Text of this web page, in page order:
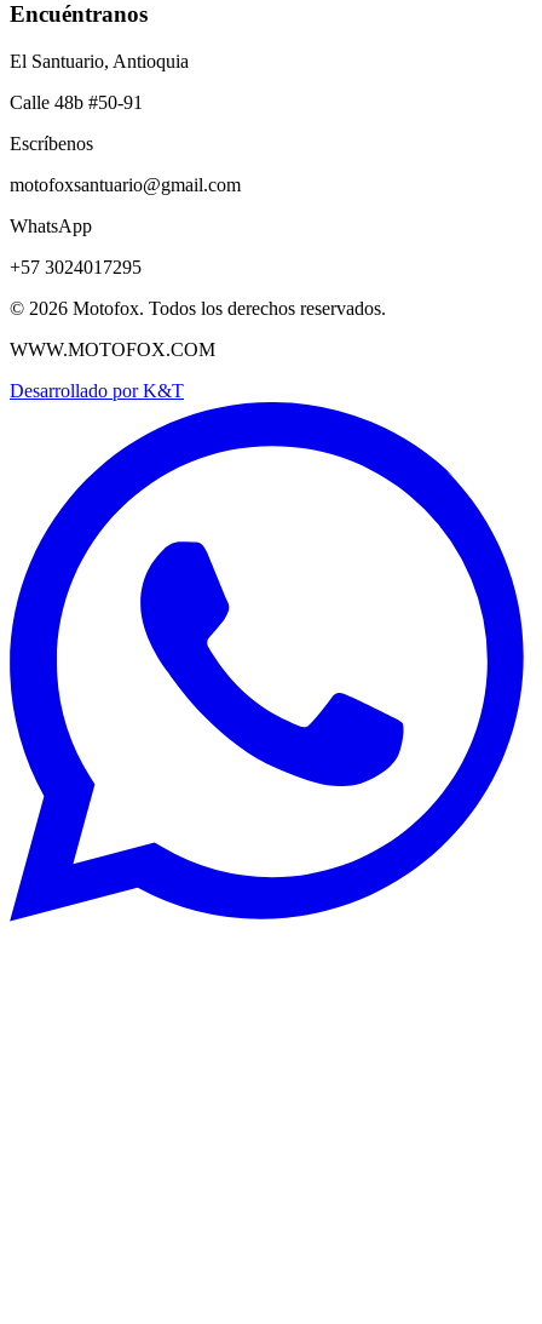
Encuéntranos
El Santuario, Antioquia
Calle 48b #50-91
Escríbenos
motofoxsantuario@gmail.com
WhatsApp
+57 3024017295
© 2026 Motofox. Todos los derechos reservados.
WWW.MOTOFOX.COM
Desarrollado porK&T